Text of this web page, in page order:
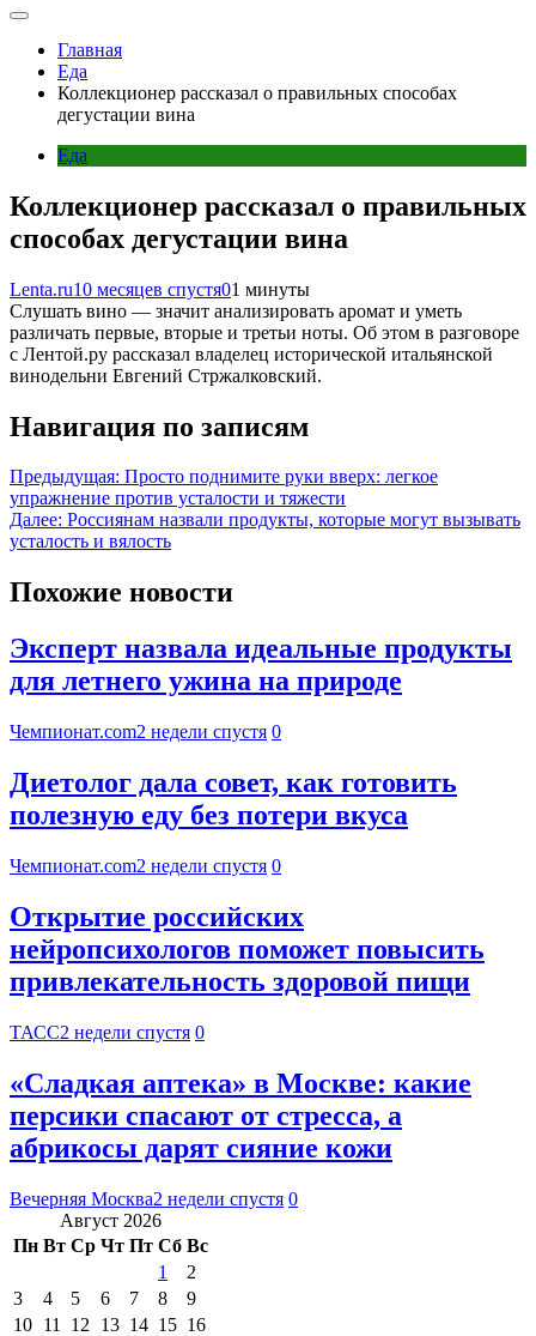
Главная
Еда
Коллекционер рассказал о правильных способах
дегустации вина
Еда
Коллекционер рассказал о правильных
способах дегустации вина
Lenta.ru10 месяцев спустя01 минуты
Слушать вино — значит анализировать аромат и уметь
различать первые, вторые и третьи ноты. Об этом в разговоре
с Лентой.ру рассказал владелец исторической итальянской
винодельни Евгений Стржалковский.
Навигация по записям
Предыдущая: Просто поднимите руки вверх: легкое
упражнение против усталости и тяжести
Далее: Россиянам назвали продукты, которые могут вызывать
усталость и вялость
Похожие новости
Эксперт назвала идеальные продукты
для летнего ужина на природе
Чемпионат.com2 недели спустя 0
Диетолог дала совет, как готовить
полезную еду без потери вкуса
Чемпионат.com2 недели спустя 0
Открытие российских
нейропсихологов поможет повысить
привлекательность здоровой пищи
ТАСС2 недели спустя 0
«Сладкая аптека» в Москве: какие
персики спасают от стресса, а
абрикосы дарят сияние кожи
Вечерняя Москва2 недели спустя 0
Август 2026
Пн Вт Ср Чт Пт Сб Вс
1
2
3
4 5 6 7 8
9
10 11 12 13 14 15 16